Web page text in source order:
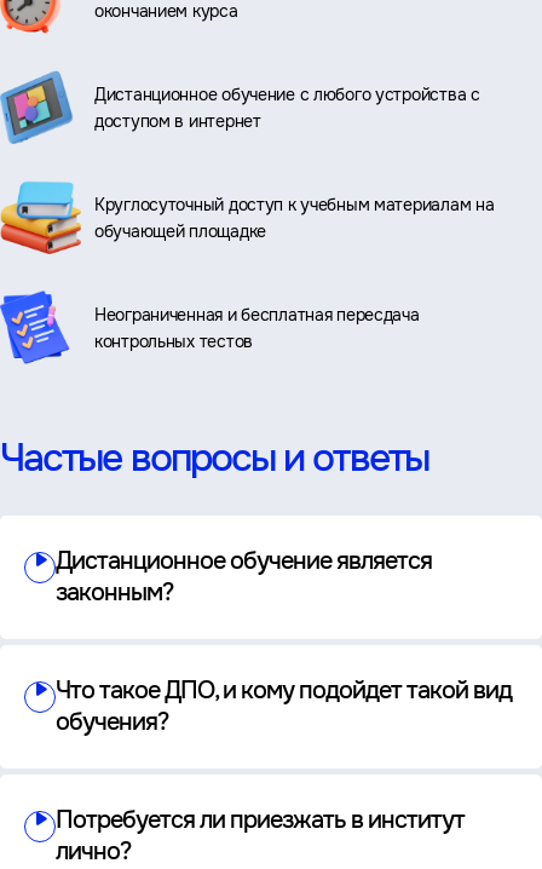
окончанием курса
Дистанционное обучение с любого устройства с
доступом в интернет
Круглосуточный доступ к учебным материалам на
обучающей площадке
Неограниченная и бесплатная пересдача
контрольных тестов
Частые вопросы и ответы
Дистанционное обучение является
законным?
Что такое ДПО, и кому подойдет такой вид
обучения?
Потребуется ли приезжать в институт
лично?